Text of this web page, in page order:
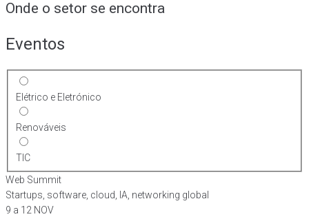
Onde o setor se encontra
Eventos
Elétrico e Eletrónico
Renováveis
TIC
Web Summit
Startups, software, cloud, IA, networking global
9 a 12 NOV